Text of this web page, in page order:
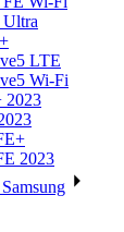
Ultra
LTE
Wi-Fi
2023
2023